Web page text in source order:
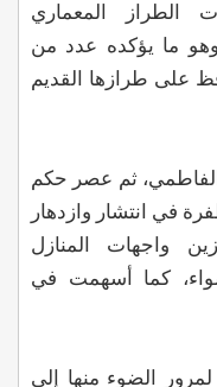
الطراز المعماري
ما يؤكده عدد من
على طرازها القديم
ثم عصر حكم
في انتشار وازدهار
واجهات المنازل
كما أسهمت في
الضوء منها إلى